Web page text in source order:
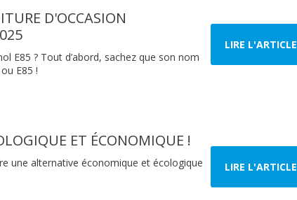
D'OCCASION
E85 ? Tout d’abord, sachez que son nom
E85 !
LIRE L'ARTICLE
ET ÉCONOMIQUE !
une alternative économique et écologique
LIRE L'ARTICLE